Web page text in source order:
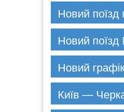
Новий
Новий
Новий
Київ —